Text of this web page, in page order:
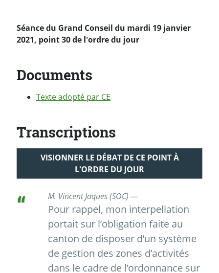
Séance du Grand Conseil du mardi 19 janvier
2021, point 30 de l'ordre du jour
Documents
Texte adopté par CE
Transcriptions
VISIONNER LE DÉBAT DE CE POINT À
L'ORDRE DU JOUR
M. Vincent Jaques (SOC) —
Pour rappel, mon interpellation
portait sur l’obligation faite au
canton de disposer d’un système
de gestion des zones d’activités
dans le cadre de l’ordonnance sur